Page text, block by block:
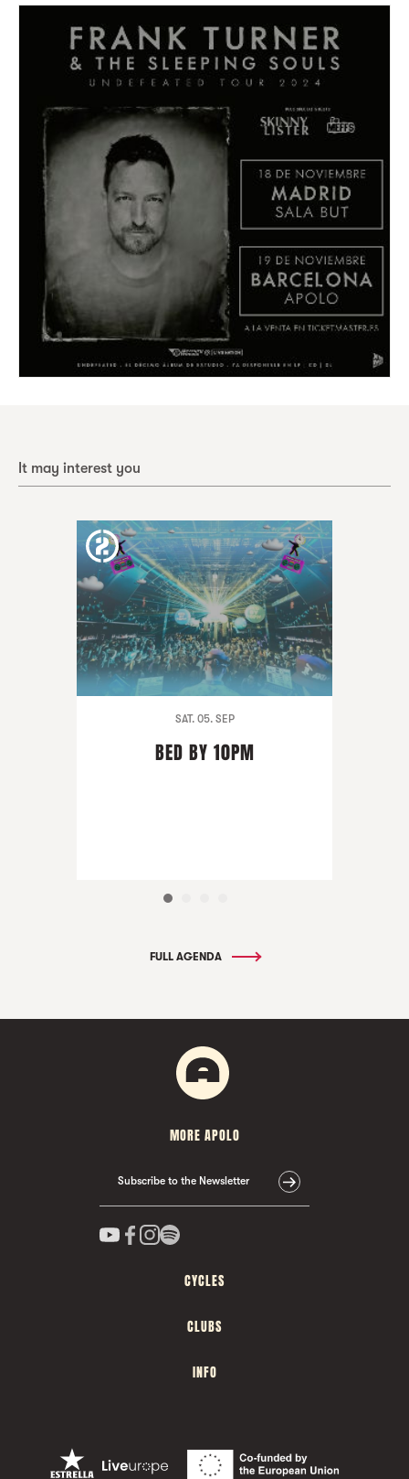
It may interest you
SAT. 05. SEP
BED BY 10PM
FULL AGENDA
MORE APOLO
Subscribe to the Newsletter
CYCLES
CLUBS
INFO